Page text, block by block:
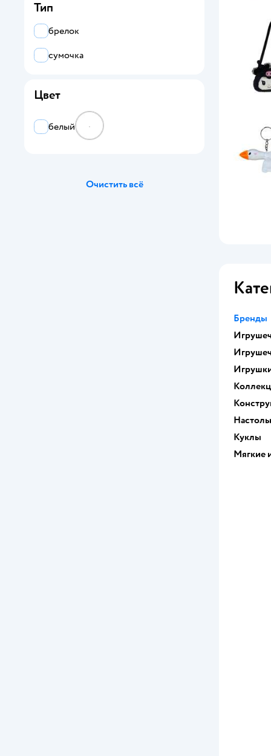
Бренды
Куклы
Мягкие
Laffi
MEGATOYS
Munaby
Snuggles Bakery
Тип
брелок
сумочка
Цвет
белый
Очистить всё